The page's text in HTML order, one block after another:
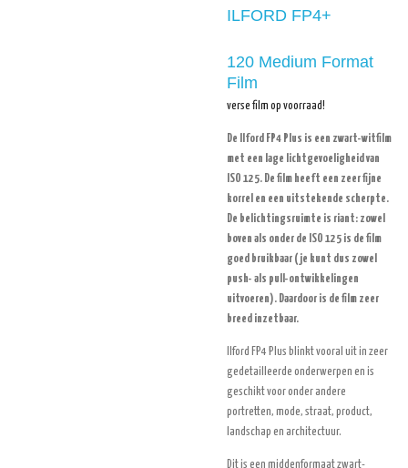
ILFORD FP4+
120 Medium Format
Film
verse film op voorraad!
De Ilford FP4 Plus is een zwart-witfilm
met een lage lichtgevoeligheid van
ISO 125. De film heeft een zeer fijne
korrel en een uitstekende scherpte.
De belichtingsruimte is riant: zowel
boven als onder de ISO 125 is de film
goed bruikbaar (je kunt dus zowel
push- als pull-ontwikkelingen
uitvoeren). Daardoor is de film zeer
breed inzetbaar.
Ilford FP4 Plus blinkt vooral uit in zeer
gedetailleerde onderwerpen en is
geschikt voor onder andere
portretten, mode, straat, product,
landschap en architectuur.
Dit is een middenformaat zwart-